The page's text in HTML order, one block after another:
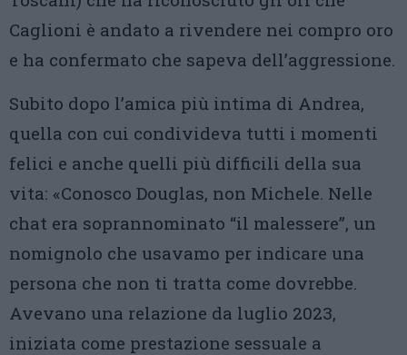
Caglioni è andato a rivendere nei compro oro
e ha confermato che sapeva dell’aggressione.
Subito dopo l’amica più intima di Andrea,
quella con cui condivideva tutti i momenti
felici e anche quelli più difficili della sua
vita: «Conosco Douglas, non Michele. Nelle
chat era soprannominato “il malessere”, un
nomignolo che usavamo per indicare una
persona che non ti tratta come dovrebbe.
Avevano una relazione da luglio 2023,
iniziata come prestazione sessuale a